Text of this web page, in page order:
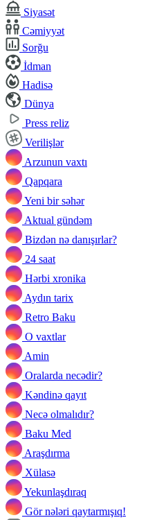
Siyasət
Cəmiyyət
Sorğu
İdman
Hadisə
Dünya
Press reliz
Verilişlər
Arzunun vaxtı
Qapqara
Yeni bir səhər
Aktual gündəm
Bizdən nə danışırlar?
24 saat
Hərbi xronika
Aydın tarix
Retro Baku
O vaxtlar
Amin
Oralarda necədir?
Kəndinə qayıt
Necə olmalıdır?
Baku Med
Araşdırma
Xülasə
Yekunlaşdıraq
Gör nələri qaytarmışıq!